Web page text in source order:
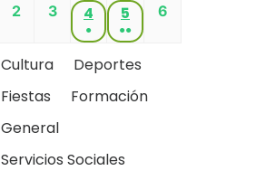
2 3 4
●
5
●●
6
Cultura
Deportes
Fiestas
Formación
General
Servicios Sociales